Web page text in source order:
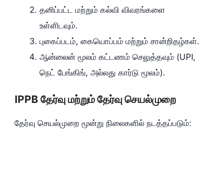
தனிப்பட்ட மற்றும் கல்வி விவரங்களை
உள்ளிடவும்.
புகைப்படம், கையொப்பம் மற்றும் சான்றிதழ்கள்.
ஆன்லைன் மூலம் கட்டணம் செலுத்தவும் (UPI,
நெட் பேங்கிங், அல்லது கார்டு மூலம்).
IPPB தேர்வு மற்றும் தேர்வு செயல்முறை
தேர்வு செயல்முறை மூன்று நிலைகளில் நடத்தப்படும்: